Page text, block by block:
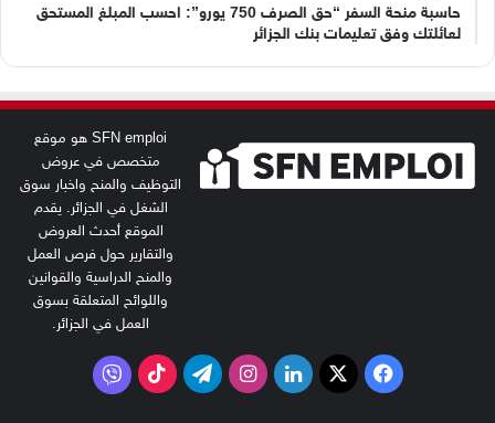
حاسبة منحة السفر “حق الصرف 750 يورو”: احسب المبلغ المستحق
لعائلتك وفق تعليمات بنك الجزائر
SFN emploi هو موقع
متخصص في عروض
التوظيف والمنح واخبار سوق
الشغل في الجزائر. يقدم
الموقع أحدث العروض
والتقارير حول فرص العمل
والمنح الدراسية والقوانين
واللوائح المتعلقة بسوق
العمل في الجزائر.
فيسبوك
‫X لينكدإنانستقرامتيلقرام‫TikTokفايبر